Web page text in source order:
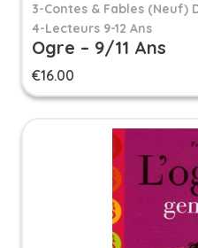
3-Contes & Fables (neuf)
4-Lecteurs 9-12 Ans
Ogre – 9/11 Ans
€16.00